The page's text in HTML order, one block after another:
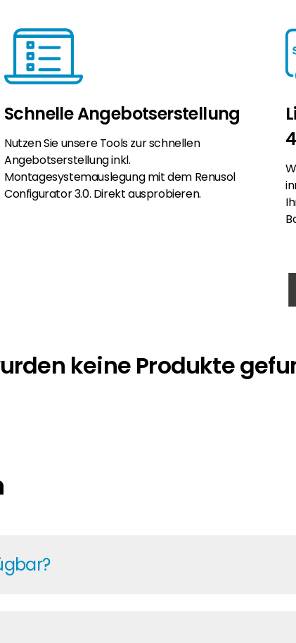
Schnelle Angebotserstellung
Nutzen Sie unsere Tools zur schnellen
Angebotserstellung inkl.
Montagesystemauslegung mit dem Renusol
Configurator 3.0. Direkt ausprobieren.
keine Produkte
zuverlässige Planung. Mit über zehn Jahren